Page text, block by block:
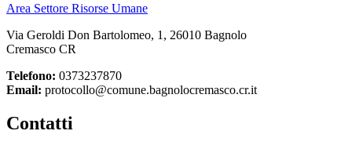
Area Settore Risorse Umane
Via Geroldi Don Bartolomeo, 1, 26010 Bagnolo
Cremasco CR
Telefono: 0373237870
Email: protocollo@comune.bagnolocremasco.cr.it
Contatti